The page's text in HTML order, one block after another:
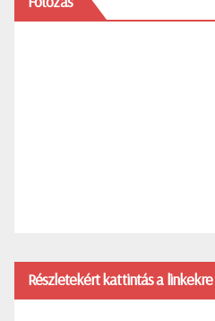
Részletekért kattintás a linkekre